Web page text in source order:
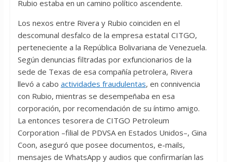
Rubio estaba en un camino político ascendente.
Los nexos entre Rivera y Rubio coinciden en el
descomunal desfalco de la empresa estatal CITGO,
perteneciente a la República Bolivariana de Venezuela.
Según denuncias filtradas por exfuncionarios de la
sede de Texas de esa compañía petrolera, Rivera
llevó a cabo actividades fraudulentas, en connivencia
con Rubio, mientras se desempeñaba en esa
corporación, por recomendación de su íntimo amigo.
La entonces tesorera de CITGO Petroleum
Corporation –filial de PDVSA en Estados Unidos–, Gina
Coon, aseguró que posee documentos, e-mails,
mensajes de WhatsApp y audios que confirmarían las